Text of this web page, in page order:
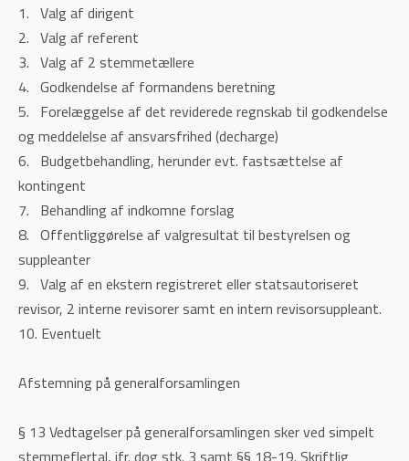
1. Valg af dirigent
2. Valg af referent
3. Valg af 2 stemmetællere
4. Godkendelse af formandens beretning
5. Forelæggelse af det reviderede regnskab til godkendelse
og meddelelse af ansvarsfrihed (decharge)
6. Budgetbehandling, herunder evt. fastsættelse af
kontingent
7. Behandling af indkomne forslag
8. Offentliggørelse af valgresultat til bestyrelsen og
suppleanter
9. Valg af en ekstern registreret eller statsautoriseret
revisor, 2 interne revisorer samt en intern revisorsuppleant.
10. Eventuelt
Afstemning på generalforsamlingen
§ 13 Vedtagelser på generalforsamlingen sker ved simpelt
stemmeflertal, jfr. dog stk. 3 samt §§ 18-19. Skriftlig